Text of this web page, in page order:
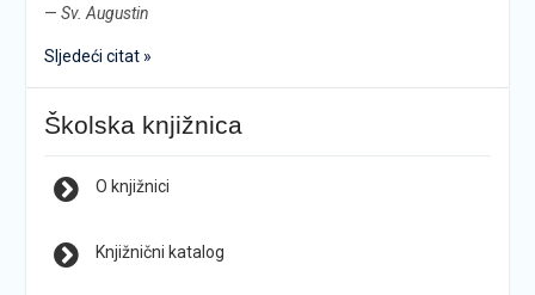
— Sv. Augustin
Sljedeći citat »
Školska knjižnica
O knjižnici
Knjižnični katalog